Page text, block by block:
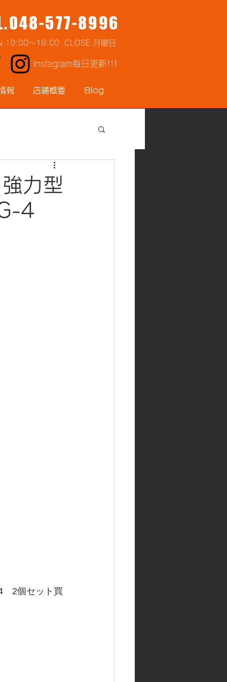
577-8996
10:00～19:00 CLOSE 月曜日
Instagram毎日更新!!!
報 店舗概要 Blog
力型
G-4
2個セット買